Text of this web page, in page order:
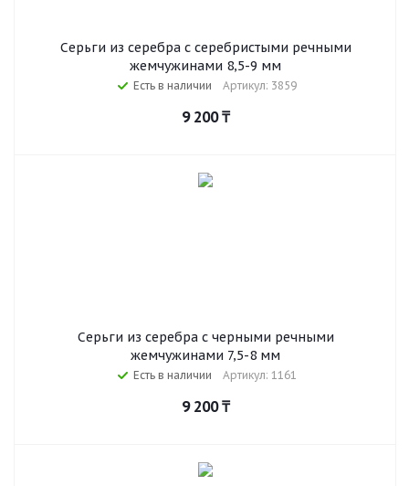
Серьги из серебра с серебристыми речными
жемчужинами 8,5-9 мм
Есть в наличии Артикул: 3859
9 200₸
Серьги из серебра с черными речными
жемчужинами 7,5-8 мм
Есть в наличии Артикул: 1161
9 200₸